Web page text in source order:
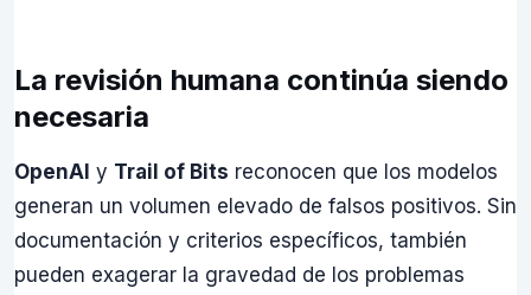
La revisión humana continúa siendo
necesaria
OpenAI y Trail of Bits reconocen que los modelos
generan un volumen elevado de falsos positivos. Sin
documentación y criterios específicos, también
pueden exagerar la gravedad de los problemas